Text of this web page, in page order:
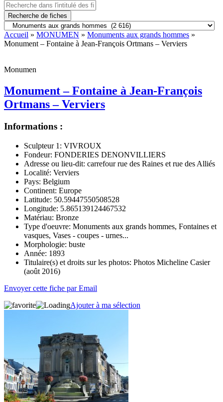
Recherche de fiches
Accueil » MONUMEN » Monuments aux grands hommes »
Monument – Fontaine à Jean-François Ortmans – Verviers
Monumen
Monument – Fontaine à Jean-François
Ortmans – Verviers
Informations :
Sculpteur 1: VIVROUX
Fondeur: FONDERIES DENONVILLIERS
Adresse ou lieu-dit: carrefour rue des Raines et rue des Alliés
Localité: Verviers
Pays: Belgium
Continent: Europe
Latitude: 50.59447550508528
Longitude: 5.865139124467532
Matériau: Bronze
Type d'oeuvre: Monuments aux grands hommes, Fontaines et
vasques, Vases - coupes - urnes...
Morphologie: buste
Année: 1893
Titulaire(s) et droits sur les photos: Photos Micheline Casier
(août 2016)
Envoyer cette fiche par Email
Ajouter à ma sélection